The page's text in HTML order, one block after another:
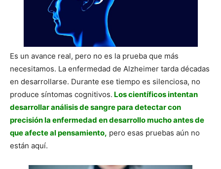
Es un avance real, pero no es la prueba que más
necesitamos. La enfermedad de Alzheimer tarda décadas
en desarrollarse. Durante ese tiempo es silenciosa, no
produce síntomas cognitivos. Los científicos intentan
desarrollar análisis de sangre para detectar con
precisión la enfermedad en desarrollo mucho antes de
que afecte al pensamiento, pero esas pruebas aún no
están aquí.